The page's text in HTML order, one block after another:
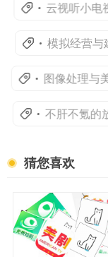
云视听小电
模拟经营与
图像处理与美
不肝不氪的
猜您喜欢